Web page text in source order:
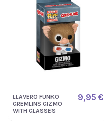
LLAVERO FUNKO
GREMLINS GIZMO
WITH GLASSES
9,95 €